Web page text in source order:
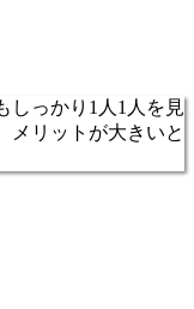
しっかり1人1人を見
メリットが大きいと